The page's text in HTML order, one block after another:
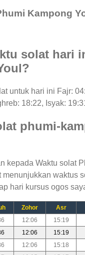
Kampong
solat hari
untuk hari ini Fajr:
18:22, Isyak:
phumi-
kepada Waktu solat
menunjukkan waktus
hari kursus ogos
Zohor Asr
12:06 15:19
12:06 15:19
12:06 15:18